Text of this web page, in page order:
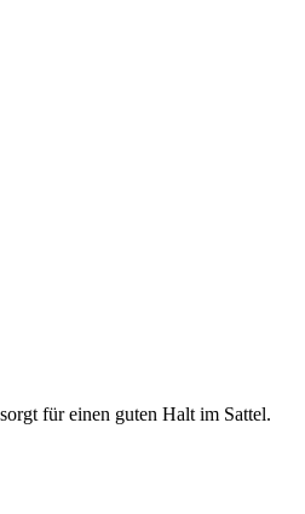
für einen guten Halt im Sattel.